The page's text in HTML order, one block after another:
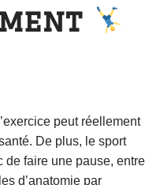
peut réellement
De plus, le sport
de faire une pause, entre
d’anatomie par